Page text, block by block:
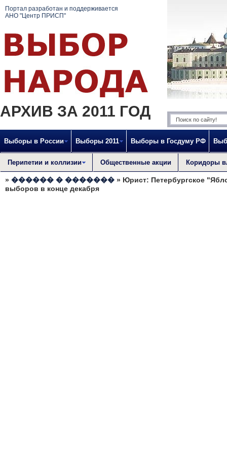
Портал разработан и поддерживается
АНО "Центр ПРИСП"
АРХИВ ЗА 2011 ГОД
Выборы в России Выборы 2011 Выборы в Госдуму РФ
Перипетии и коллизии Общественные акции Коридоры
» ������ � ������� » Юрист: Петербургское
выборов в конце декабря